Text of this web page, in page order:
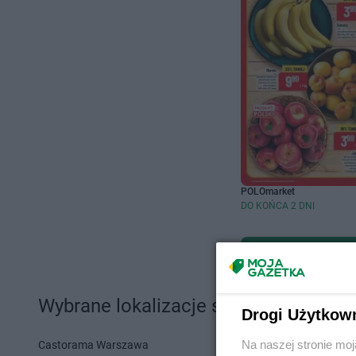
POLOmarket
DO KOŃCA 2 DNI
Wybrane lokalizacje sklepów i sieci
Castorama Warszawa Action
Drogi
Na naszej stronie